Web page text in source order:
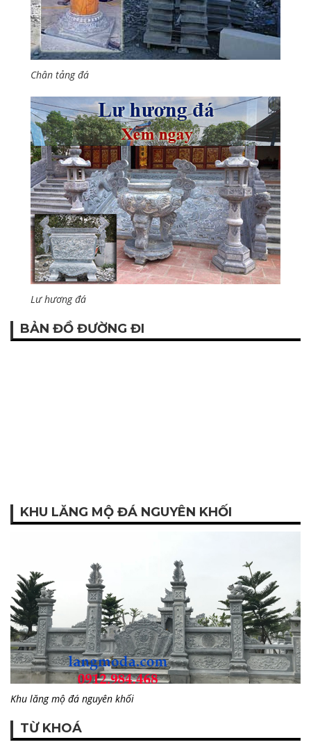
Chân tảng đá
Lư hương đá
BẢN ĐỒ ĐƯỜNG ĐI
KHU LĂNG MỘ ĐÁ NGUYÊN KHỐI
Khu lăng mộ đá nguyên khối
TỪ KHOÁ